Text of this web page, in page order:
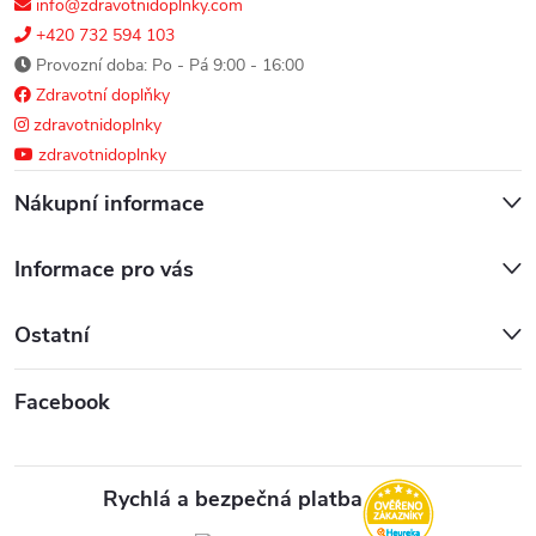
info@zdravotnidoplnky.com
+420 732 594 103
Provozní doba: Po - Pá 9:00 - 16:00
Zdravotní doplňky
zdravotnidoplnky
zdravotnidoplnky
Nákupní informace
Informace pro vás
Ostatní
Facebook
Rychlá a bezpečná platba